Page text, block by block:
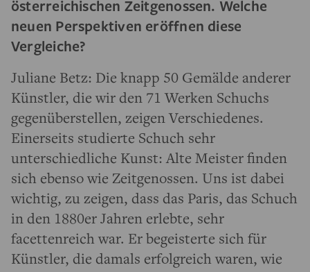
österreichischen Zeitgenossen. Welche
neuen Perspektiven eröffnen diese
Vergleiche?
Juliane Betz: Die knapp 50 Gemälde anderer
Künstler, die wir den 71 Werken Schuchs
gegenüberstellen, zeigen Verschiedenes.
Einerseits studierte Schuch sehr
unterschiedliche Kunst: Alte Meister finden
sich ebenso wie Zeitgenossen. Uns ist dabei
wichtig, zu zeigen, dass das Paris, das Schuch
in den 1880er Jahren erlebte, sehr
facettenreich war. Er begeisterte sich für
Künstler, die damals erfolgreich waren, wie